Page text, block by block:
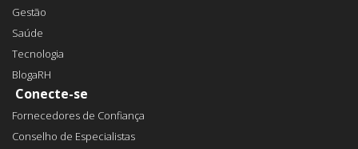
Gestão
Saúde
Tecnologia
BlogaRH
Conecte-se
Fornecedores de Confiança
Conselho de Especialistas